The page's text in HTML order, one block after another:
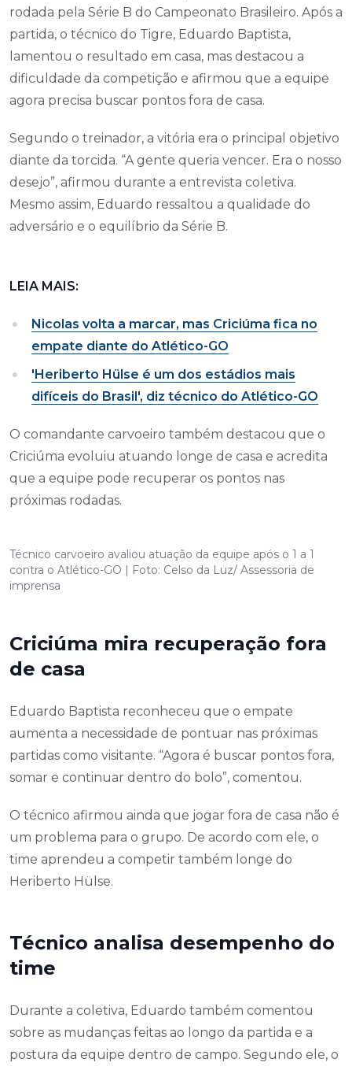
rodada pela Série B do Campeonato Brasileiro. Após a
partida, o técnico do Tigre, Eduardo Baptista,
lamentou o resultado em casa, mas destacou a
dificuldade da competição e afirmou que a equipe
agora precisa buscar pontos fora de casa.
Segundo o treinador, a vitória era o principal objetivo
diante da torcida. “A gente queria vencer. Era o nosso
desejo”, afirmou durante a entrevista coletiva.
Mesmo assim, Eduardo ressaltou a qualidade do
adversário e o equilíbrio da Série B.
LEIA MAIS:
Nicolas volta a marcar, mas Criciúma fica no
empate diante do Atlético-GO
'Heriberto Hülse é um dos estádios mais
difíceis do Brasil', diz técnico do Atlético-GO
O comandante carvoeiro também destacou que o
Criciúma evoluiu atuando longe de casa e acredita
que a equipe pode recuperar os pontos nas
próximas rodadas.
Técnico carvoeiro avaliou atuação da equipe após o 1 a 1
contra o Atlético-GO | Foto: Celso da Luz/ Assessoria de
imprensa
Criciúma mira recuperação fora
de casa
Eduardo Baptista reconheceu que o empate
aumenta a necessidade de pontuar nas próximas
partidas como visitante. “Agora é buscar pontos fora,
somar e continuar dentro do bolo”, comentou.
O técnico afirmou ainda que jogar fora de casa não é
um problema para o grupo. De acordo com ele, o
time aprendeu a competir também longe do
Heriberto Hülse.
Técnico analisa desempenho do
time
Durante a coletiva, Eduardo também comentou
sobre as mudanças feitas ao longo da partida e a
postura da equipe dentro de campo. Segundo ele, o